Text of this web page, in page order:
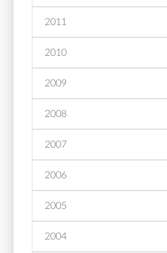
2011
2010
2009
2008
2007
2006
2005
2004